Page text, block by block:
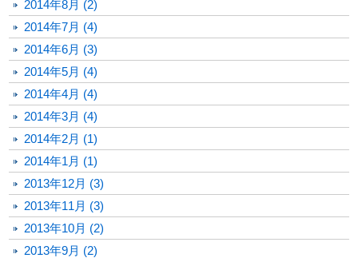
2014年8月 (2)
2014年7月 (4)
2014年6月 (3)
2014年5月 (4)
2014年4月 (4)
2014年3月 (4)
2014年2月 (1)
2014年1月 (1)
2013年12月 (3)
2013年11月 (3)
2013年10月 (2)
2013年9月 (2)